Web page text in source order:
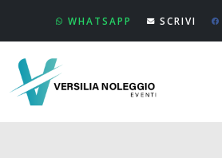
WHATSAPP SCRIVI